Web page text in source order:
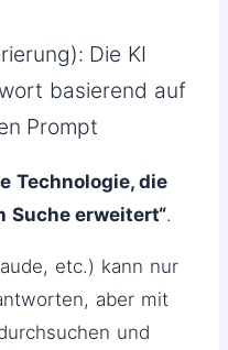
Die KI
basierend auf
Prompt
Technologie, die
Suche erweitert“.
etc.) kann nur
aber mit
und